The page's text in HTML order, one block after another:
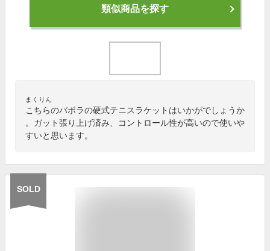
類似商品を探す
まくりん
こちらのバボラの硬式テニスラケットはいかがでしょうか
。ガット張り上げ済み、コントロール性が高いので使いや
すいと思います。
SOLD